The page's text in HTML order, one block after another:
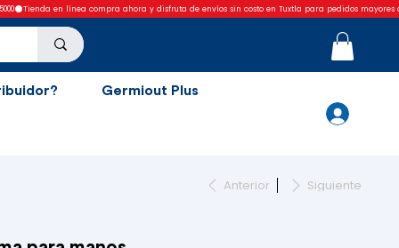
Germiout Plus
Anterior Siguiente